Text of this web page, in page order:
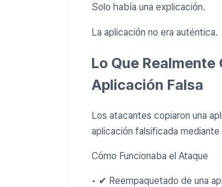
Solo había una explicación.
La aplicación no era auténtica.
Lo Que
Aplicación Falsa
Los atacantes copiaron una
aplicación falsificada
Cómo Funcionaba el Ataque
• ✔ Reempaquetado de una